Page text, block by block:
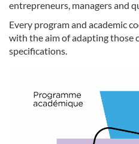
entrepreneurs, managers and
Every program and academic
with the aim of adapting those
specifications.